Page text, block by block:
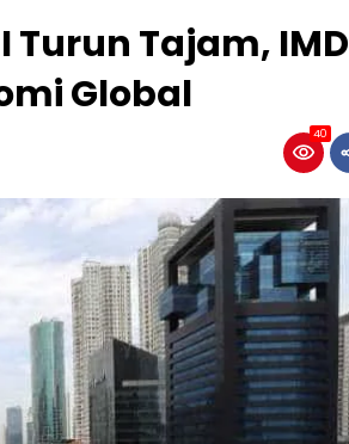
Turun Tajam, IMD
Global
40